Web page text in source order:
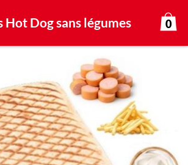
Hot Dog sans légumes 0